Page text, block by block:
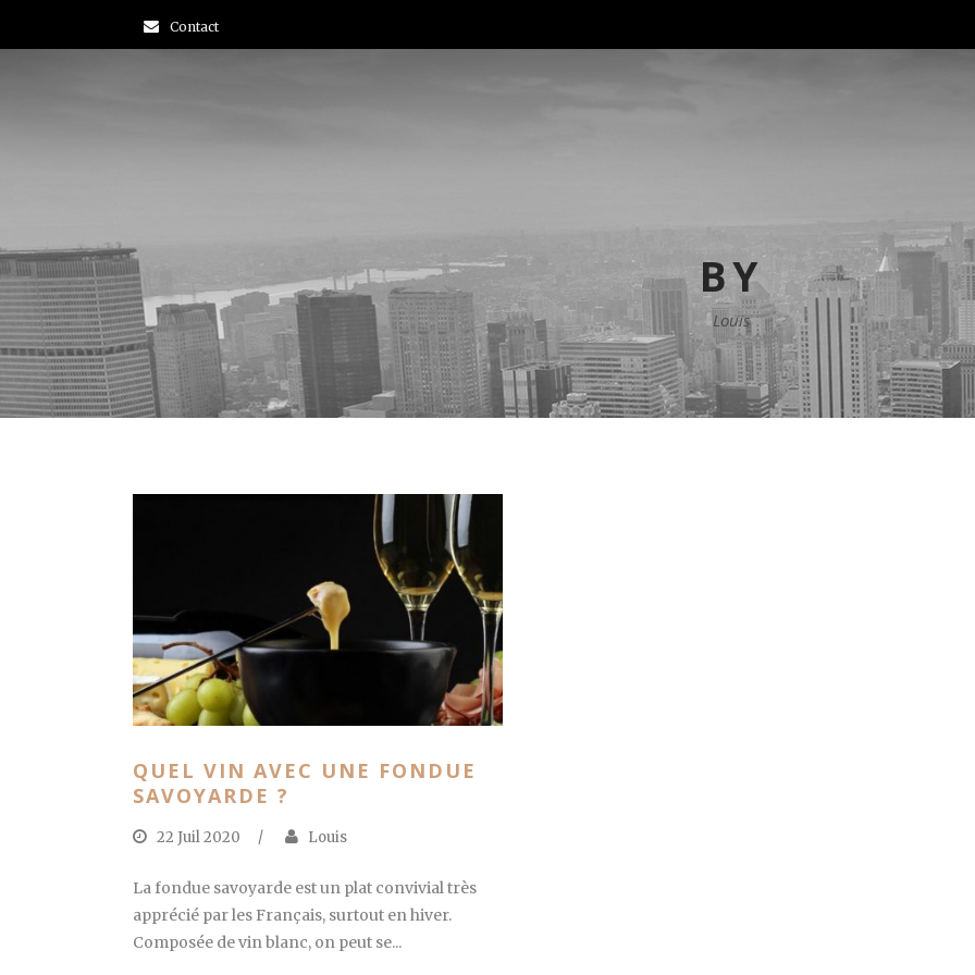
Contact
BY
Louis
QUEL VIN AVEC UNE FONDUE
SAVOYARDE ?
22 Juil 2020 / Louis
La fondue savoyarde est un plat convivial très
apprécié par les Français, surtout en hiver.
Composée de vin blanc, on peut se...